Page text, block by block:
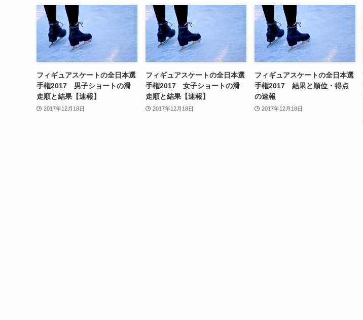
フィギュアスケートの全日本選
手権2017 男子ショートの滑
走順と結果【速報】
2017年12月18日
フィギュアスケートの全日本選
手権2017 女子ショートの滑
走順と結果【速報】
2017年12月18日
フィギュアスケートの全日本選
手権2017 結果と順位・得点
の速報
2017年12月18日